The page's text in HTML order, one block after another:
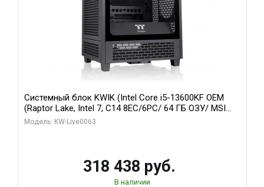
Системный блок KWIK (Intel Core i5-13600KF OEM
(Raptor Lake, Intel 7, C14 8EC/6PC/ 64 ГБ ОЗУ/ MSI
RTX5080 VENTUS 3X OC 16GB GDDR7 256bit 3xDP
Модель: KW-Live0063
318 438 руб.
В наличии